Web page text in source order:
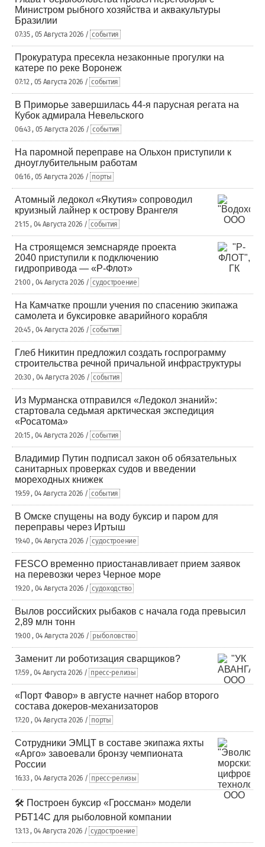
Министром рыбного хозяйства и аквакультуры
Бразилии
07:35 , 05 Августа 2026 / события
Прокуратура пресекла незаконные прогулки на
катере по реке Воронеж
07:12 , 05 Августа 2026 / события
В Приморье завершилась 44-я парусная регата на
Кубок адмирала Невельского
06:43 , 05 Августа 2026 / события
На паромной переправе на Ольхон приступили к
дноуглубительным работам
06:16 , 05 Августа 2026 / порты
Атомный ледокол «Якутия» сопроводил
круизный лайнер к острову Врангеля
21:15 , 04 Августа 2026 / события
На строящемся земснаряде проекта
2040 приступили к подключению
гидропривода — «Р-Флот»
21:00 , 04 Августа 2026 / судостроение
На Камчатке прошли учения по спасению экипажа
самолета и буксировке аварийного корабля
20:45 , 04 Августа 2026 / события
Глеб Никитин предложил создать госпрограмму
строительства речной причальной инфраструктуры
20:30 , 04 Августа 2026 / события
Из Мурманска отправился «Ледокол знаний»:
стартовала седьмая арктическая экспедиция
«Росатома»
20:15 , 04 Августа 2026 / события
Владимир Путин подписал закон об обязательных
санитарных проверках судов и введении
мореходных книжек
19:59 , 04 Августа 2026 / события
В Омске спущены на воду буксир и паром для
переправы через Иртыш
19:40 , 04 Августа 2026 / судостроение
FESCO временно приостанавливает прием заявок
на перевозки через Черное море
19:20 , 04 Августа 2026 / судоходство
Вылов российских рыбаков с начала года превысил
2,89 млн тонн
19:00 , 04 Августа 2026 / рыболовство
Заменит ли роботизация сварщиков?
17:59 , 04 Августа 2026 / пресс-релизы
«Порт Фавор» в августе начнет набор второго
состава докеров-механизаторов
17:20 , 04 Августа 2026 / порты
Сотрудники ЭМЦТ в составе экипажа яхты
«Арго» завоевали бронзу чемпионата
России
16:33 , 04 Августа 2026 / пресс-релизы
🛠️ Построен буксир «Гроссман» модели
РБТ14С для рыболовной компании
13:13 , 04 Августа 2026 / судостроение